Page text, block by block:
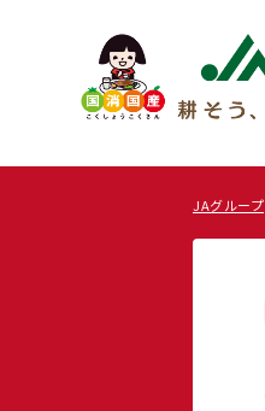
JAグループ